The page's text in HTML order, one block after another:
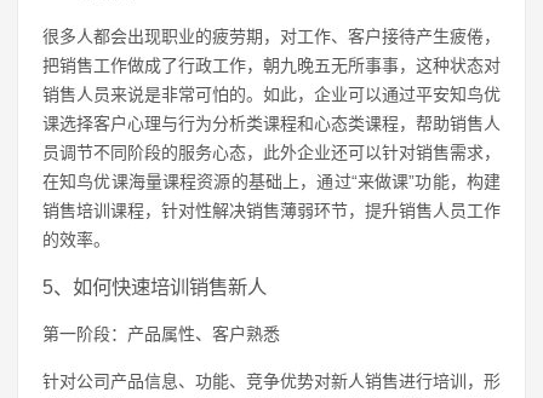
很多人都会出现职业的疲劳期，对工作、客户接待产生疲倦，
把销售工作做成了行政工作，朝九晚五无所事事，这种状态对
销售人员来说是非常可怕的。如此，企业可以通过平安知鸟优
课选择客户心理与行为分析类课程和心态类课程，帮助销售人
员调节不同阶段的服务心态，此外企业还可以针对销售需求，
在知鸟优课海量课程资源的基础上，通过“来做课”功能，构建
销售培训课程，针对性解决销售薄弱环节，提升销售人员工作
的效率。
5、如何快速培训销售新人
第一阶段：产品属性、客户熟悉
针对公司产品信息、功能、竞争优势对新人销售进行培训，形